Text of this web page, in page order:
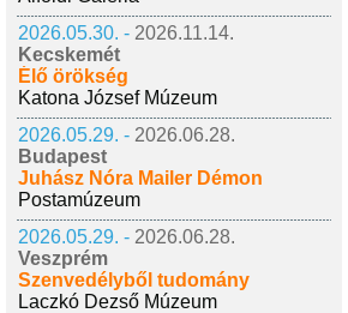
2026.05.30. - 2026.11.14.
Kecskemét
Élő örökség
Katona József Múzeum
2026.05.29. - 2026.06.28.
Budapest
Juhász Nóra Mailer Démon
Postamúzeum
2026.05.29. - 2026.06.28.
Veszprém
Szenvedélyből tudomány
Laczkó Dezső Múzeum